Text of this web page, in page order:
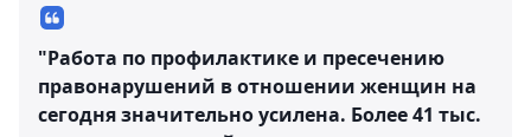
"Работа по профилактике и пресечению
правонарушений в отношении женщин на
сегодня значительно усилена. Более 41 тыс.